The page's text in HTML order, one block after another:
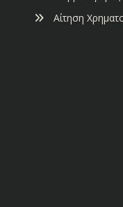
Αίτηση